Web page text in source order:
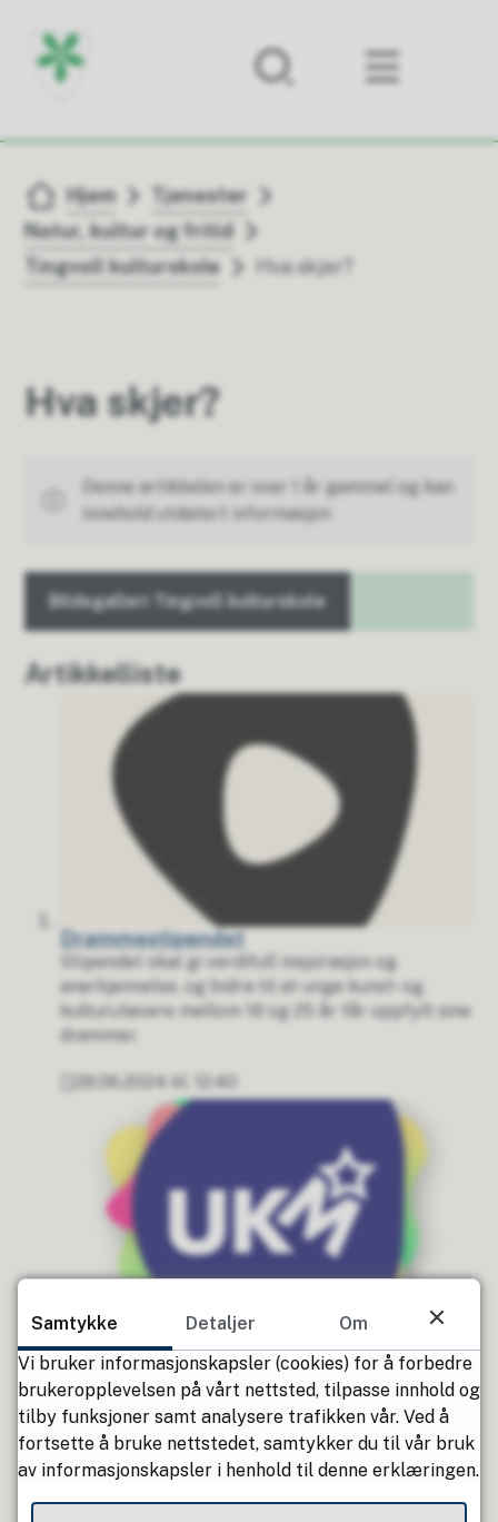
Forsiden
Du er her:
Hjem
Tjenester
Natur, kultur og fritid
Tingvoll kulturskole
Hva skjer?
Hva skjer?
Denne artikkelen er over 1 år gammel og kan
innehold utdatert informasjon
Bildegalleri Tingvoll kulturskole
Artikkelliste
Drømmestipendet
Stipendet skal gi verdifull inspirasjon og
anerkjennelse, og bidra til at unge kunst- og
kulturutøvere mellom 18 og 25 år får oppfylt sine
drømmer.
Publisert
28.06.2024 kl. 12:40
UKM - om kultur møtes
UKM handler om å ha det gøy gjennom å skape
noe sammen.
Publisert
28.06.2024 kl. 12:29
Samtykke Detaljer
Om
Vi bruker informasjonskapsler (cookies) for å forbedre
brukeropplevelsen på vårt nettsted, tilpasse innhold og
tilby funksjoner samt analysere trafikken vår. Ved å
fortsette å bruke nettstedet, samtykker du til vår bruk
av informasjonskapsler i henhold til denne erklæringen.